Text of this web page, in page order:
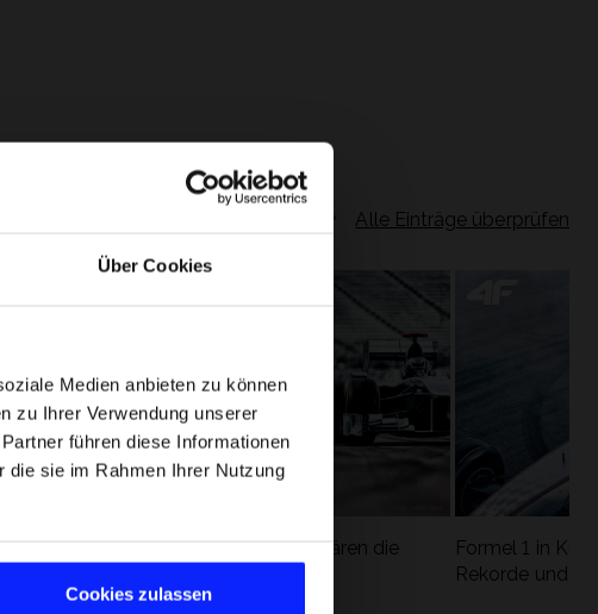
Über Cookies
Medien anbieten zu können
zu Ihrer Verwendung unserer
führen diese Informationen
die sie im Rahmen Ihrer Nutzung
Cookies zulassen
Alle Einträge überprüfen
Formel 1 Glossar - Wir erklären die
Formel 1 in
Rekorde und